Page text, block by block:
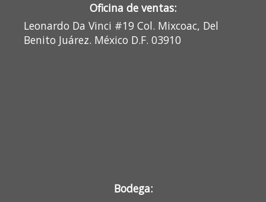
Oficina de ventas:
Leonardo Da Vinci #19 Col. Mixcoac, Del
Benito Juárez. México D.F. 03910
Bodega: